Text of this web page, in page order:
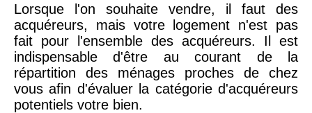
Lorsque l'on souhaite vendre, il faut des
acquéreurs, mais votre logement n'est pas
fait pour l'ensemble des acquéreurs. Il est
indispensable d'être au courant de la
répartition des ménages proches de chez
vous afin d'évaluer la catégorie d'acquéreurs
potentiels votre bien.